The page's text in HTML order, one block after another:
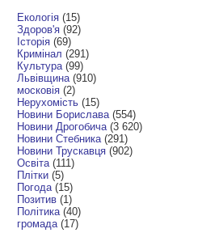
Екологія (15)
Здоров'я (92)
Історія (69)
Кримінал (291)
Культура (99)
Львівщина (910)
московія (2)
Нерухомість (15)
Новини Борислава (554)
Новини Дрогобича (3 620)
Новини Стебника (291)
Новини Трускавця (902)
Освіта (111)
Плітки (5)
Погода (15)
Позитив (1)
Політика (40)
громада (17)